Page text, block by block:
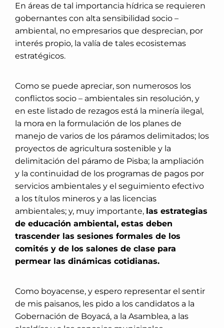
En áreas de tal importancia hídrica se requieren
gobernantes con alta sensibilidad socio –
ambiental, no empresarios que desprecian, por
interés propio, la valía de tales ecosistemas
estratégicos.
Como se puede apreciar, son numerosos los
conflictos socio – ambientales sin resolución, y
en este listado de rezagos está la minería ilegal,
la mora en la formulación de los planes de
manejo de varios de los páramos delimitados; los
proyectos de agricultura sostenible y la
delimitación del páramo de Pisba; la ampliación
y la continuidad de los programas de pagos por
servicios ambientales y el seguimiento efectivo
a los títulos mineros y a las licencias
ambientales; y, muy importante, las estrategias
de educación ambiental, estas deben
trascender las sesiones formales de los
comités y de los salones de clase para
permear las dinámicas cotidianas.
Como boyacense, y espero representar el sentir
de mis paisanos, les pido a los candidatos a la
Gobernación de Boyacá, a la Asamblea, a las